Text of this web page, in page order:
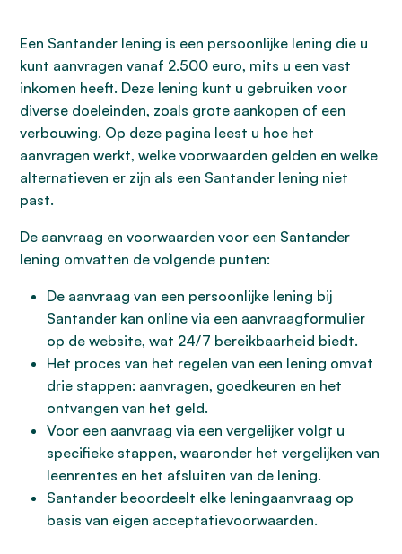
Een Santander lening is een persoonlijke lening die u
kunt aanvragen vanaf 2.500 euro, mits u een vast
inkomen heeft. Deze lening kunt u gebruiken voor
diverse doeleinden, zoals grote aankopen of een
verbouwing. Op deze pagina leest u hoe het
aanvragen werkt, welke voorwaarden gelden en welke
alternatieven er zijn als een Santander lening niet
past.
De aanvraag en voorwaarden voor een Santander
lening omvatten de volgende punten:
De aanvraag van een persoonlijke lening bij
Santander kan online via een aanvraagformulier
op de website, wat 24/7 bereikbaarheid biedt.
Het proces van het regelen van een lening omvat
drie stappen: aanvragen, goedkeuren en het
ontvangen van het geld.
Voor een aanvraag via een vergelijker volgt u
specifieke stappen, waaronder het vergelijken van
leenrentes en het afsluiten van de lening.
Santander beoordeelt elke leningaanvraag op
basis van eigen acceptatievoorwaarden.